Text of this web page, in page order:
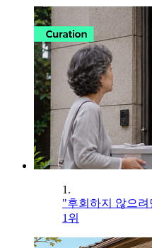
1.
"후회하지 않으
1위